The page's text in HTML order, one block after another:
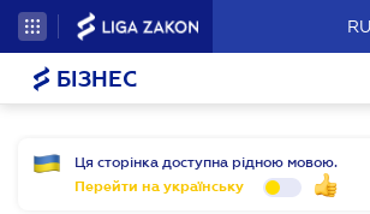
RU
БІЗНЕС
Ця сторінка доступна рідною мовою.
Перейти на українську